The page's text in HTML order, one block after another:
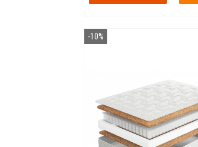
-10%